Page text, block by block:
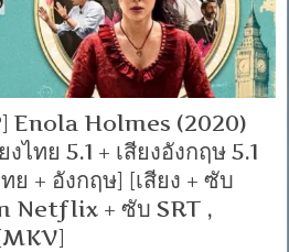
Enola Holmes (2020)
ไทย 5.1 + เสียงอังกฤษ 5.1
+ อังกฤษ] [เสียง + ซับ
Netflix + ซับ SRT ,